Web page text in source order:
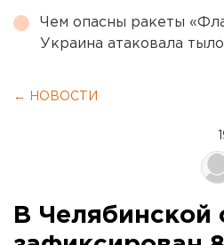
Чем опасны ракеты
Украина атаковала
← НОВОСТИ
В Челябинской